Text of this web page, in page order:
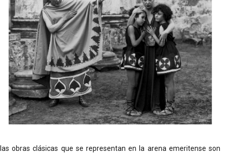
las obras clásicas que se representan en la arena emeritense son